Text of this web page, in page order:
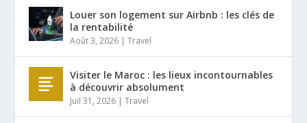
Louer son logement sur Airbnb : les clés de
la rentabilité
Août 3, 2026 |Travel
Visiter le Maroc : les lieux incontournables
à découvrir absolument
Juil 31, 2026 |Travel